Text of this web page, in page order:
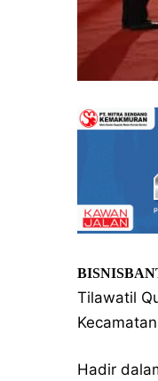
Tilawatil
Hadir